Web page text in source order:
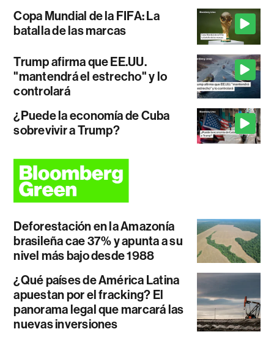
Copa Mundial de la FIFA: La
batalla de las marcas
Trump afirma que EE.UU.
"mantendrá el estrecho" y lo
controlará
¿Puede la economía de Cuba
sobrevivir a Trump?
Deforestación en la Amazonía
brasileña cae 37% y apunta a su
nivel más bajo desde 1988
¿Qué países de América Latina
apuestan por el fracking? El
panorama legal que marcará las
nuevas inversiones